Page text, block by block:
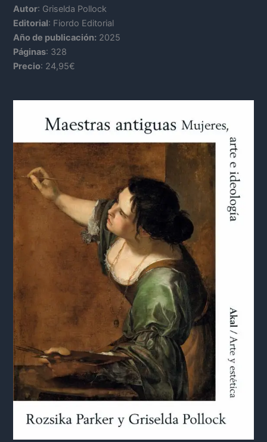
Autor: Griselda Pollock
Editorial: Fiordo Editorial
Año de publicación: 2025
Páginas: 328
Precio: 24,95€